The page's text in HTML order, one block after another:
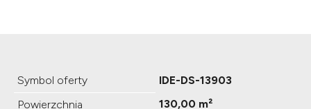
Symbol oferty
IDE-DS-13903
Powierzchnia
130,00 m²